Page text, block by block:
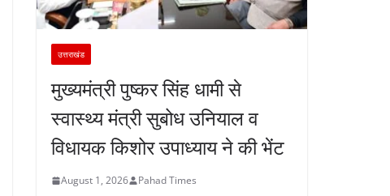
उत्तराखंड
मुख्यमंत्री पुष्कर सिंह धामी से
स्वास्थ्य मंत्री सुबोध उनियाल व
विधायक किशोर उपाध्याय ने की भेंट
August 1, 2026 Pahad Times